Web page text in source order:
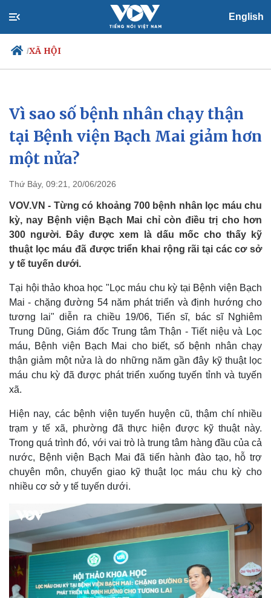
English
/XÃ HỘI
Chính trị
Đảng
Tổ chức nhân sự
Quốc hội
Nhận diện sự thật
Xã hội
Tin 24h
Dự báo thời tiết
Vì sao số bệnh nhân chạy thận
tại Bệnh viện Bạch Mai giảm hơn
một nửa?
Thứ Bảy, 09:21, 20/06/2026
VOV.VN - Từng có khoảng 700 bệnh nhân lọc máu chu
kỳ, nay Bệnh viện Bạch Mai chỉ còn điều trị cho hơn
300 người. Đây được xem là dấu mốc cho thấy kỹ
thuật lọc máu đã được triển khai rộng rãi tại các cơ sở
y tế tuyến dưới.
Tại hội thảo khoa học "Lọc máu chu kỳ tại Bệnh viện Bạch
Mai - chặng đường 54 năm phát triển và định hướng cho
tương lai" diễn ra chiều 19/06, Tiến sĩ, bác sĩ Nghiêm
Trung Dũng, Giám đốc Trung tâm Thận - Tiết niệu và Lọc
máu, Bệnh viện Bạch Mai cho biết, số bệnh nhân chạy
thận giảm một nửa là do những năm gần đây kỹ thuật lọc
máu chu kỳ đã được phát triển xuống tuyến tỉnh và tuyến
xã.
Hiện nay, các bệnh viện tuyến huyện cũ, thậm chí nhiều
trạm y tế xã, phường đã thực hiện được kỹ thuật này.
Trong quá trình đó, với vai trò là trung tâm hàng đầu của cả
nước, Bệnh viện Bạch Mai đã tiến hành đào tạo, hỗ trợ
chuyên môn, chuyển giao kỹ thuật lọc máu chu kỳ cho
nhiều cơ sở y tế tuyến dưới.